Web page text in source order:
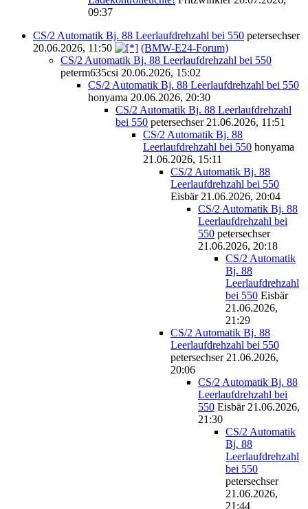
09:37
CS/2 Automatik Bj. 88 Leerlaufdrehzahl bei 550 petersechser
20.06.2026, 11:50
(BMW-E24-Forum)
CS/2 Automatik Bj. 88 Leerlaufdrehzahl bei 550
peterm635csi 20.06.2026, 15:02
CS/2 Automatik Bj. 88 Leerlaufdrehzahl bei 550
honyama 20.06.2026, 20:30
CS/2 Automatik Bj. 88 Leerlaufdrehzahl
bei 550 petersechser 21.06.2026, 11:51
CS/2 Automatik Bj. 88
Leerlaufdrehzahl bei 550 honyama
21.06.2026, 15:11
CS/2 Automatik Bj. 88
Leerlaufdrehzahl bei 550
Eisbär 21.06.2026, 20:04
CS/2 Automatik Bj. 88
Leerlaufdrehzahl bei
550 petersechser
21.06.2026, 20:18
CS/2 Automatik
Bj. 88
Leerlaufdrehzahl
bei 550 Eisbär
21.06.2026,
21:29
CS/2 Automatik Bj. 88
Leerlaufdrehzahl bei 550
petersechser 21.06.2026,
20:06
CS/2 Automatik Bj. 88
Leerlaufdrehzahl bei
550 Eisbär 21.06.2026,
21:30
CS/2 Automatik
Bj. 88
Leerlaufdrehzahl
bei 550
petersechser
21.06.2026,
21:44